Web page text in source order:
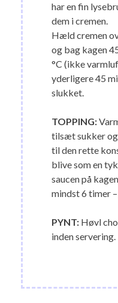
har en fin
dem i cremen.
Hæld cremen
og bag kagen
°C (ikke
yderligere 45
slukket.
TOPPING:
tilsæt sukker og
til den rette
blive som en
saucen på
mindst 6 timer
PYNT: Høvl
inden servering.